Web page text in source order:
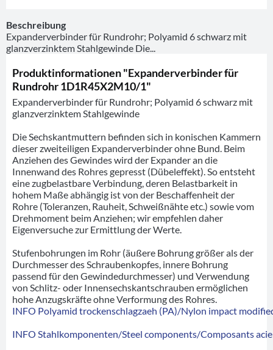
Beschreibung
Expanderverbinder für Rundrohr; Polyamid 6 schwarz mit
glanzverzinktem Stahlgewinde Die...
Produktinformationen "Expanderverbinder für
Rundrohr 1D1R45X2M10/1"
Expanderverbinder für Rundrohr; Polyamid 6 schwarz mit
glanzverzinktem Stahlgewinde
Die Sechskantmuttern befinden sich in konischen Kammern
dieser zweiteiligen Expanderverbinder ohne Bund. Beim
Anziehen des Gewindes wird der Expander an die
Innenwand des Rohres gepresst (Dübeleffekt). So entsteht
eine zugbelastbare Verbindung, deren Belastbarkeit in
hohem Maße abhängig ist von der Beschaffenheit der
Rohre (Toleranzen, Rauheit, Schweißnähte etc.) sowie vom
Drehmoment beim Anziehen; wir empfehlen daher
Eigenversuche zur Ermittlung der Werte.
Stufenbohrungen im Rohr (äußere Bohrung größer als der
Durchmesser des Schraubenkopfes, innere Bohrung
passend für den Gewindedurchmesser) und Verwendung
von Schlitz- oder Innensechskantschrauben ermöglichen
hohe Anzugskräfte ohne Verformung des Rohres.
INFO Polyamid trockenschlagzaeh (PA)/Nylon impact
INFO Stahlkomponenten/Steel components/Composants